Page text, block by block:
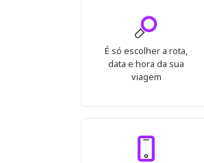
É só escolher a rota,
data e hora da sua
viagem